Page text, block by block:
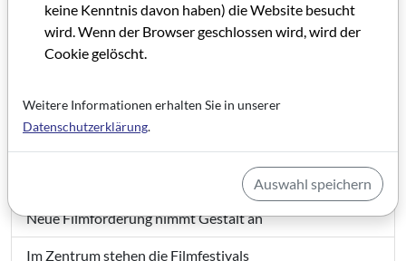
Blond, 25 Jahre, schmächtig
30 Jahre engagierte Praxis und Neue WUT
Neue Filmförderung nimmt Gestalt an
Im Zentrum stehen die Filmfestivals
keine Kenntnis davon haben) die Website besucht
wird. Wenn der Browser geschlossen wird, wird der
Cookie gelöscht.
Weitere Informationen erhalten Sie in unserer
Datenschutzerklärung.
Auswahl speichern